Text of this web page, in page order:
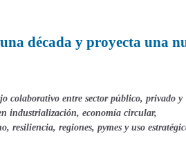
década y proyecta una
colaborativo entre sector público, privado y
industrialización, economía circular,
resiliencia, regiones, pymes y uso